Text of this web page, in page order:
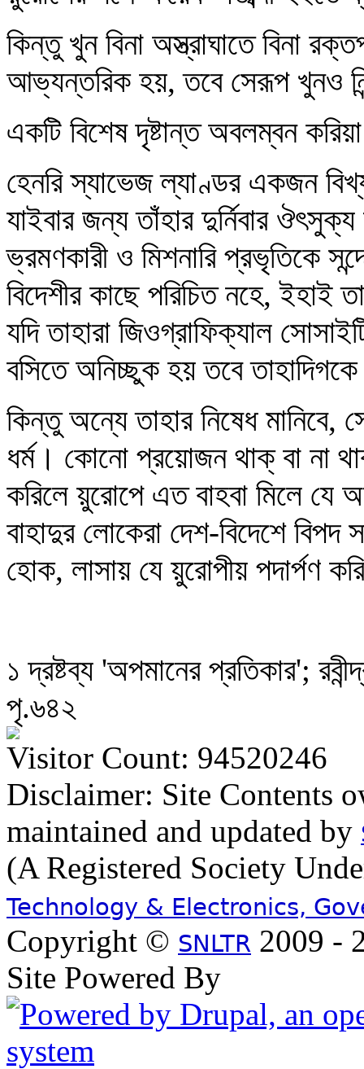
কিন্তু খুন বিনা অস্ত্রাঘাতে বিনা
আভ্যন্তরিক হয়, তবে সেরূপ খুনও
একটি বিশেষ দৃষ্টান্ত অবলম্বন
হেনরি স্যাভেজ ল্যাণ্ডর একজন
যাইবার জন্য তাঁহার দুর্নিবার
ভ্রমণকারী ও মিশনারি প্রভৃতিকে
বিদেশীর কাছে পরিচিত নহে, ইহাই
যদি তাহারা জিওগ্রাফিক্যাল
বসিতে অনিচ্ছুক হয় তবে
কিন্তু অন্যে তাহার নিষেধ মানিবে,
ধর্ম। কোনো প্রয়োজন থাক্‌ বা না
করিলে য়ুরোপে এত বাহবা মিলে
বাহাদুর লোকেরা দেশ-বিদেশে
হোক, লাসায় যে য়ুরোপীয় পদার্পণ
১ দ্রষ্টব্য 'অপমানের প্রতিকার';
পৃ.৬৪২
Visitor Count: 94520246
Disclaimer: Site Contents
maintained and updated by
(A Registered Society
Technology & Electronics,
Copyright © SNLTR 2009 -
Site Powered By